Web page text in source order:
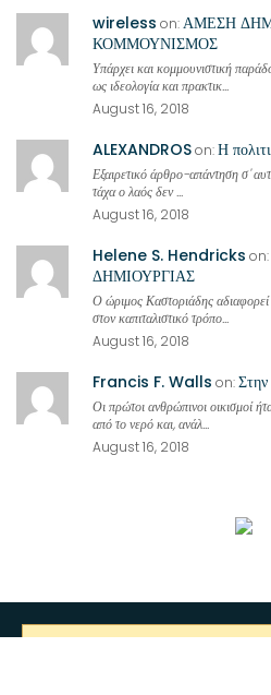
wireless on:ΑΜΕΣΗ
ΚΟΜΜΟΥΝΙΣΜΟΣ
Υπάρχει και κομμουνιστική
ως ιδεολογία και πρακτικ...
August 16, 2018
ALEXANDROSon:Η
Εξαιρετικό άρθρο-απάντηση σ'
τάχα ο λαός δεν ...
August 16, 2018
Helene S. Hendricks on:
ΔΗΜΙΟΥΡΓΙΑΣ
Ο ώριμος Καστοριάδης αδιαφορεί
στον καπιταλιστικό τρόπο...
August 16, 2018
Francis F. Walls on:
Οι πρώτοι ανθρώπινοι οικισμοί
από το νερό και, ανάλ...
August 16, 2018
You have not set the image